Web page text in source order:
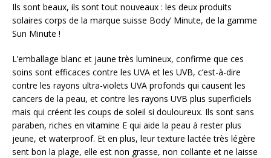
Ils sont beaux, ils sont tout nouveaux : les deux produits
solaires corps de la marque suisse Body’ Minute, de la gamme
Sun Minute !
L’emballage blanc et jaune très lumineux, confirme que ces
soins sont efficaces contre les UVA et les UVB, c’est-à-dire
contre les rayons ultra-violets UVA profonds qui causent les
cancers de la peau, et contre les rayons UVB plus superficiels
mais qui créent les coups de soleil si douloureux. Ils sont sans
paraben, riches en vitamine E qui aide la peau à rester plus
jeune, et waterproof. Et en plus, leur texture lactée très légère
sent bon la plage, elle est non grasse, non collante et ne laisse